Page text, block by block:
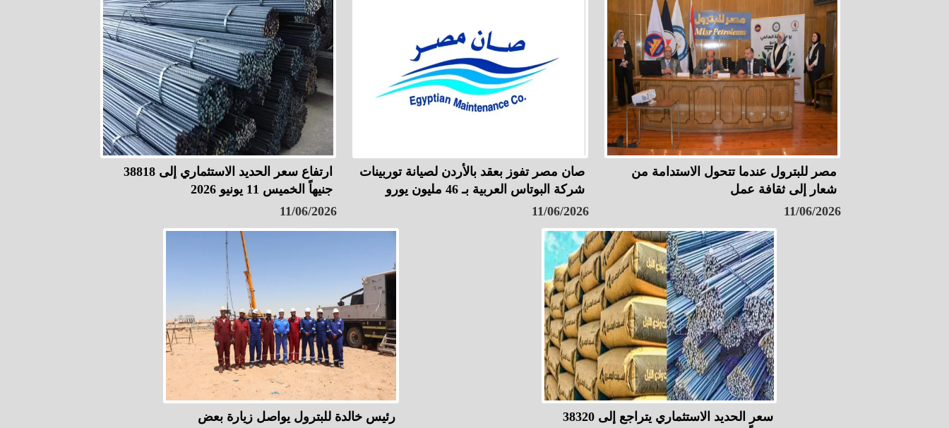
مصر للبترول عندما تتحول الاستدامة من
شعار إلى ثقافة عمل
11/06/2026
صان مصر تفوز بعقد بالأردن لصيانة توربينات
شركة البوتاس العربية بـ 46 مليون يورو
11/06/2026
ارتفاع سعر الحديد الاستثماري إلى 38818
جنيهاً الخميس 11 يونيو 2026
11/06/2026
سعر الحديد الاستثماري يتراجع إلى 38320
رئيس خالدة للبترول يواصل زيارة بعض